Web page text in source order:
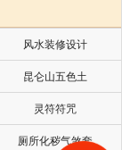
风水装修设计
昆仑山五色土
灵符符咒
厕所化秽气煞套